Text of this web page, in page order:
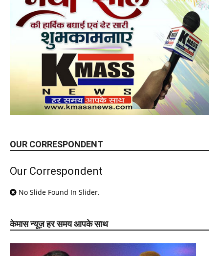
OUR CORRESPONDENT
Our Correspondent
No Slide Found In Slider.
केमास न्यूज़ हर समय आपके साथ